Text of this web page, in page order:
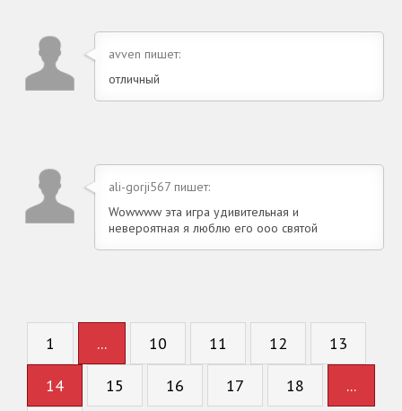
avven пишет:
отличный
ali-gorji567 пишет:
Wowwww эта игра удивительная и
невероятная я люблю его ooo святой
1 ... 10 11 12 13
14 15 16 17 18 ...